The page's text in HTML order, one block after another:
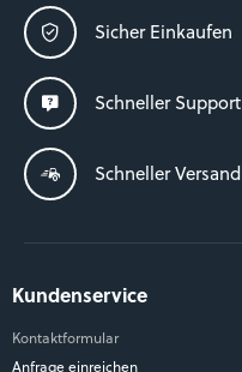
Sicher Einkaufen
Schneller Support
Schneller Versand
Kundenservice
Kontaktformular
Anfrage einreichen